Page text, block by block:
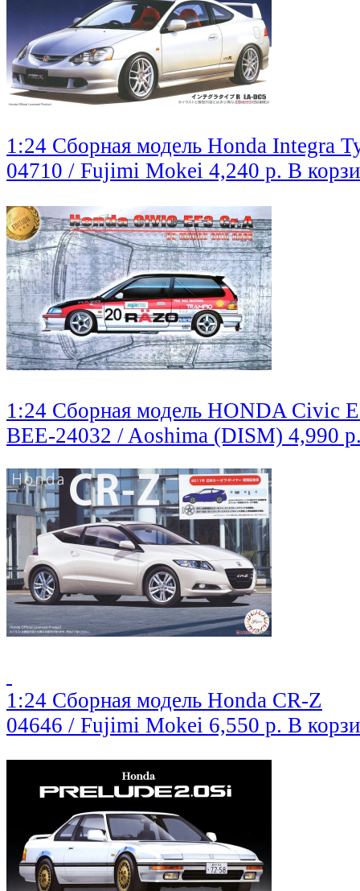
1:24 Сборная модель Honda Integra
04710 / Fujimi Mokei 4,240 р. В
1:24 Сборная модель HONDA Civic
BEE-24032 / Aoshima (DISM) 4,990
1:24 Сборная модель Honda CR-Z
04646 / Fujimi Mokei 6,550 р. В